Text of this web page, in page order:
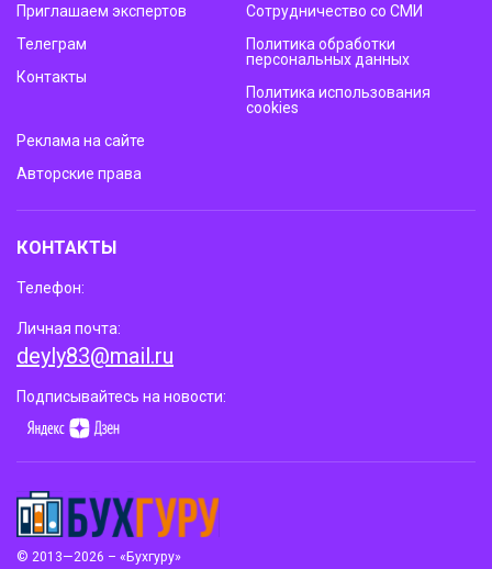
© 2013—2026 – «Бухгуру»
Приглашаем экспертов
Телеграм
Контакты
Сотрудничество со СМИ
Политика обработки
персональных данных
Политика использования
cookies
Реклама на сайте
Авторские права
КОНТАКТЫ
Телефон:
Личная почта:
deyly83@mail.ru
Подписывайтесь на новости: